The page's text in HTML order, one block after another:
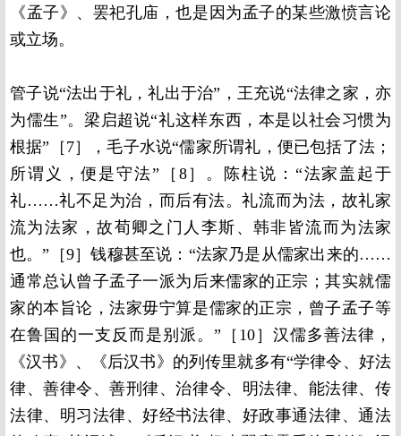
《孟子》、罢祀孔庙，也是因为孟子的某些激愤言论
或立场。
管子说“法出于礼，礼出于治”，王充说“法律之家，亦
为儒生”。梁启超说“礼这样东西，本是以社会习惯为
根据”［7］，毛子水说“儒家所谓礼，便已包括了法；
所谓义，便是守法”［8］。陈柱说：“法家盖起于
礼……礼不足为治，而后有法。礼流而为法，故礼家
流为法家，故荀卿之门人李斯、韩非皆流而为法家
也。”［9］钱穆甚至说：“法家乃是从儒家出来的……
通常总认曾子孟子一派为后来儒家的正宗；其实就儒
家的本旨论，法家毋宁算是儒家的正宗，曾子孟子等
在鲁国的一支反而是别派。”［10］汉儒多善法律，
《汉书》、《后汉书》的列传里就多有“学律令、好法
律、善律令、善刑律、治律令、明法律、能法律、传
法律、明习法律、好经书法律、好政事通法律、通法